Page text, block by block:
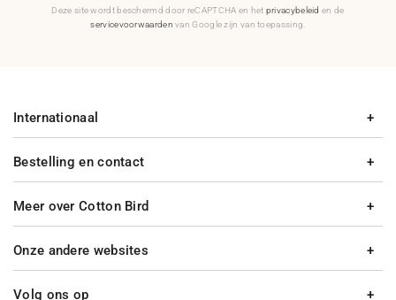
Deze site wordt beschermd door reCAPTCHA en het privacybeleid en de
servicevoorwaarden van Google zijn van toepassing.
Bestelling en contact
Meer over Cotton Bird
Internationaal
Onze andere websites
Volg ons op